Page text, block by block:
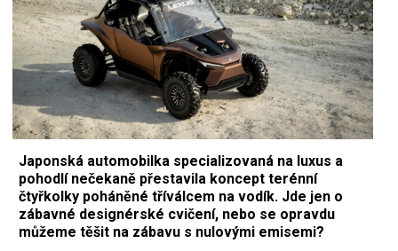
Japonská automobilka specializovaná na luxus a
pohodlí nečekaně přestavila koncept terénní
čtyřkolky poháněné tříválcem na vodík. Jde jen o
zábavné designérské cvičení, nebo se opravdu
můžeme těšit na zábavu s nulovými emisemi?